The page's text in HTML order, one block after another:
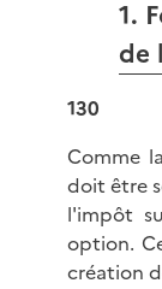
1.
de
130
Comme
doit être
l'impôt
option.
création